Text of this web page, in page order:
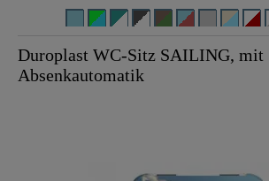
Duroplast WC-Sitz SAILING, mit
Absenkautomatik